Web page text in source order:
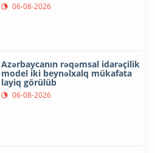
06-08-2026
Azərbaycanın rəqəmsal idarəçilik
model iki beynəlxalq mükafata
layiq görülüb
06-08-2026